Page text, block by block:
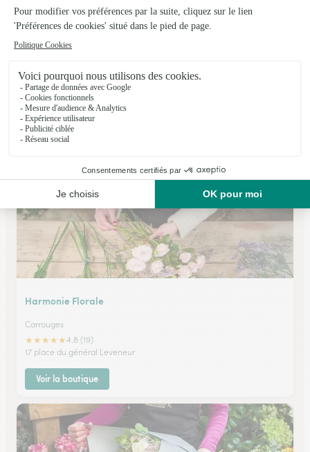
Pollen Fleurs
La Bazoge
★★★★★3.9 (50)
66, rue Nationale
Harmonie Florale
Carrouges
★★★★★4.8 (19)
17 place du général Leveneur
Voir la boutique